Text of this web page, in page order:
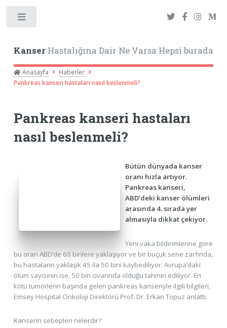
KanserHastalığına Dair Ne Varsa Hepsi burada
Anasayfa
Haberler
Pankreas kanseri hastaları nasıl beslenmeli?
Pankreas kanseri hastaları
nasıl beslenmeli?
Bütün dünyada kanser
oranı hızla artıyor.
Pankreas kanseri,
ABD’deki kanser ölümleri
arasında 4. sırada yer
almasıyla dikkat çekiyor.
Yeni vaka bildirimlerine göre
bu oran ABD’de 60 binlere yaklaşıyor ve bir buçuk sene zarfında,
bu hastaların yaklaşık 45 ila 50 bini kaybediliyor. Avrupa’daki
ölüm sayısının ise, 50 bin civarında olduğu tahmin ediliyor. En
kötü tümörlerin başında gelen pankreas kanseriyle ilgili bilgileri,
Emsey Hospital Onkoloji Direktörü Prof. Dr. Erkan Topuz anlattı.
Kanserin sebepleri nelerdir?